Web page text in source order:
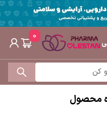
0
محصول